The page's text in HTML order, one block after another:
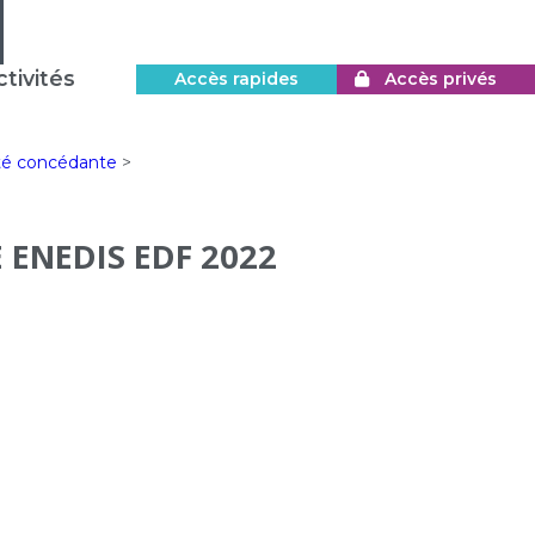
Accès rapides Accès privés
concédante >
EDF 2022